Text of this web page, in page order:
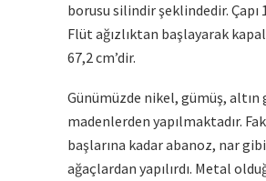
borusu silindir şeklindedir. Çapı
Flütağızlıktan başlayarak
67,2 cm’dir.
Günümüzde nikel, gümüş, altın
madenlerden yapılmaktadır.
başlarına kadar abanoz, nar
ağaçlardan yapılırdı. Metal